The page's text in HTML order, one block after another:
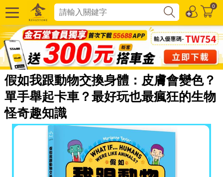
0
假如我跟動物交換身體：皮膚會變色？
單手舉起卡車？最好玩也最瘋狂的生物
怪奇趣知識